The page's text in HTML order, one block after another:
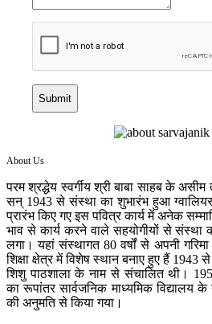
Submit
About Us
परम श्रद्धेय स्वर्गीय श्री बाबा साहब के
सन् 1943 से संस्था का शुभारंभ हुआ ग्वालियर
प्रारंभ किए गए इस पवित्र कार्य में अनेक
भाव से कार्य करने वाले सहयोगीयों से संस्था
लगा। यहां संस्थागत 80 वर्षों से अपनी
शिक्षा क्षेत्र में विशेष स्थान बनाए हुए हैं
शिशु पाठशाला के नाम से संचालित थी।
का रूपांतर सार्वजनिक माध्यमिक
की अनुमति से किया गया।